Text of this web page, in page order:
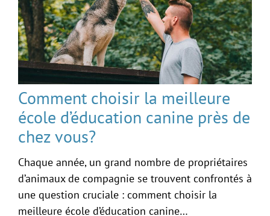
Comment choisir la meilleure
école d’éducation canine près de
chez vous?
Chaque année, un grand nombre de propriétaires
d’animaux de compagnie se trouvent confrontés à
une question cruciale : comment choisir la
meilleure école d’éducation canine…